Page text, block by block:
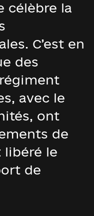
célèbre la
C’est en
des
avec le
ont
de
libéré le
de